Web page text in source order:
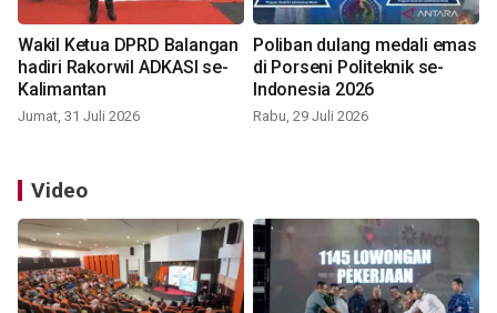
Wakil Ketua DPRD Balangan
hadiri Rakorwil ADKASI se-
Kalimantan
Jumat, 31 Juli 2026
Poliban dulang medali emas
di Porseni Politeknik se-
Indonesia 2026
Rabu, 29 Juli 2026
Video